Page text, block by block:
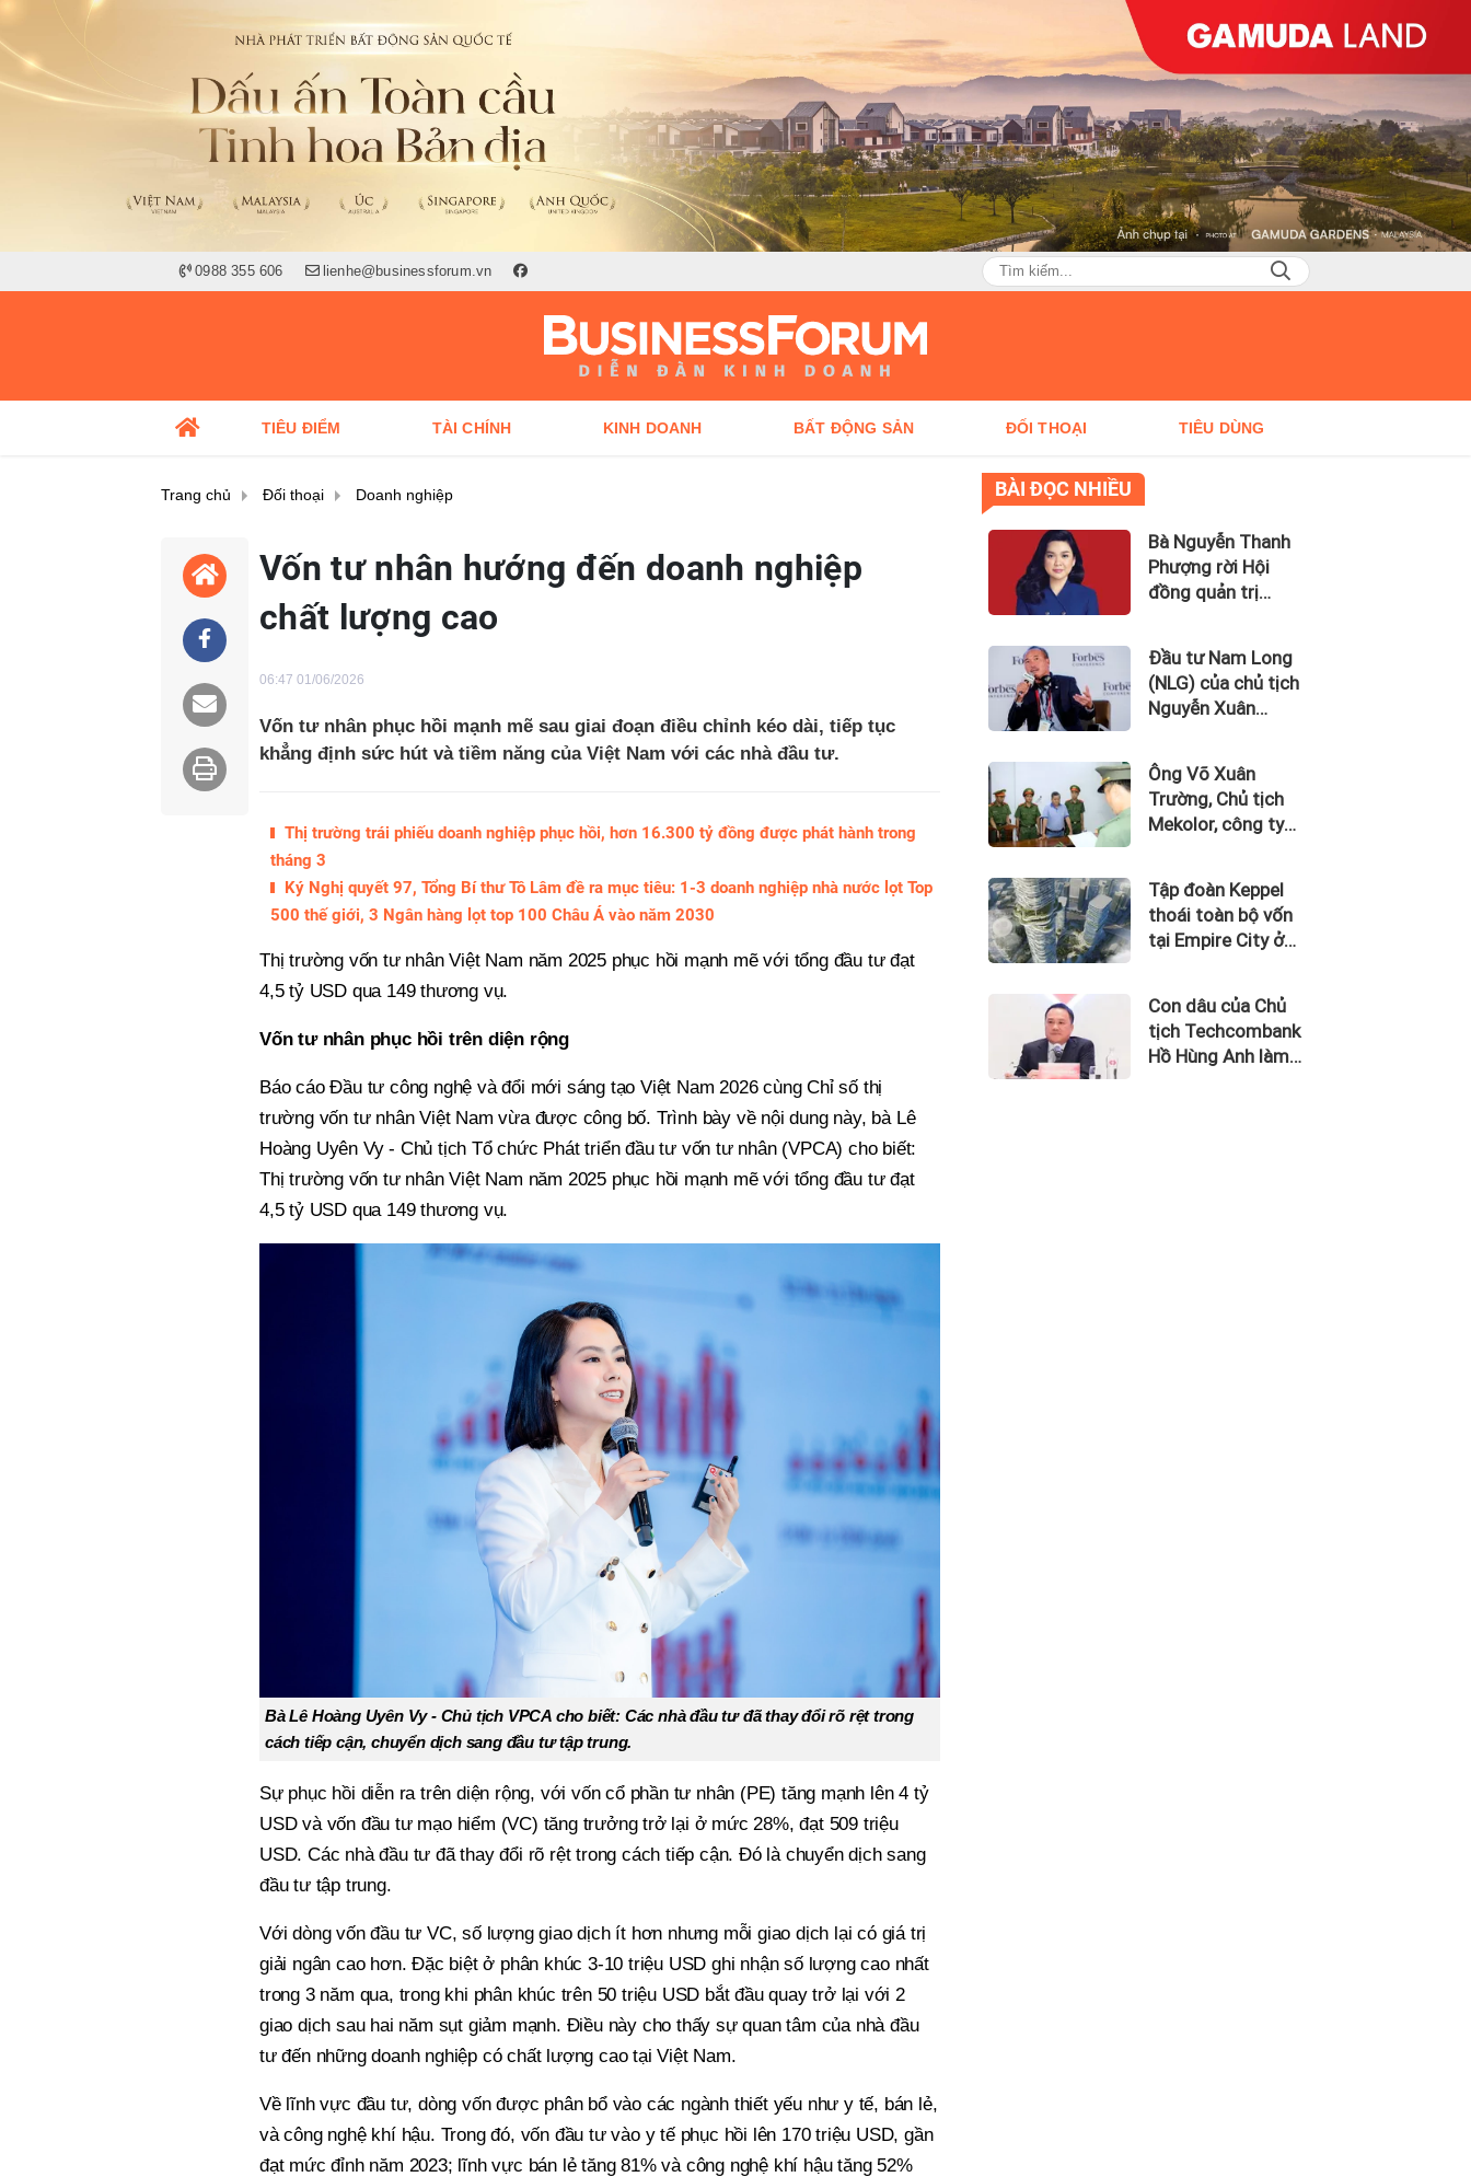
0988 355 606 lienhe@businessforum.vn
TIÊU ĐIỂM TÀI CHÍNH KINH DOANH BẤT ĐỘNG SẢN ĐỐI THOẠI TIÊU DÙNG
Trang chủ Đối thoại Doanh nghiệp
Vốn tư nhân hướng đến doanh nghiệp
chất lượng cao
06:47 01/06/2026
Vốn tư nhân phục hồi mạnh mẽ sau giai đoạn điều chỉnh kéo dài, tiếp tục
khẳng định sức hút và tiềm năng của Việt Nam với các nhà đầu tư.
Thị trường trái phiếu doanh nghiệp phục hồi, hơn 16.300 tỷ đồng được phát hành trong
tháng 3
Ký Nghị quyết 97, Tổng Bí thư Tô Lâm đề ra mục tiêu: 1-3 doanh nghiệp nhà nước lọt Top
500 thế giới, 3 Ngân hàng lọt top 100 Châu Á vào năm 2030
Thị trường vốn tư nhân Việt Nam năm 2025 phục hồi mạnh mẽ với tổng đầu tư đạt
4,5 tỷ USD qua 149 thương vụ.
Vốn tư nhân phục hồi trên diện rộng
Báo cáo Đầu tư công nghệ và đổi mới sáng tạo Việt Nam 2026 cùng Chỉ số thị
trường vốn tư nhân Việt Nam vừa được công bố. Trình bày về nội dung này, bà Lê
Hoàng Uyên Vy - Chủ tịch Tổ chức Phát triển đầu tư vốn tư nhân (VPCA) cho biết:
Thị trường vốn tư nhân Việt Nam năm 2025 phục hồi mạnh mẽ với tổng đầu tư đạt
4,5 tỷ USD qua 149 thương vụ.
Bà Lê Hoàng Uyên Vy - Chủ tịch VPCA cho biết: Các nhà đầu tư đã thay đổi rõ rệt trong
cách tiếp cận, chuyển dịch sang đầu tư tập trung.
Sự phục hồi diễn ra trên diện rộng, với vốn cổ phần tư nhân (PE) tăng mạnh lên 4 tỷ
USD và vốn đầu tư mạo hiểm (VC) tăng trưởng trở lại ở mức 28%, đạt 509 triệu
USD. Các nhà đầu tư đã thay đổi rõ rệt trong cách tiếp cận. Đó là chuyển dịch sang
đầu tư tập trung.
Với dòng vốn đầu tư VC, số lượng giao dịch ít hơn nhưng mỗi giao dịch lại có giá trị
giải ngân cao hơn. Đặc biệt ở phân khúc 3-10 triệu USD ghi nhận số lượng cao nhất
trong 3 năm qua, trong khi phân khúc trên 50 triệu USD bắt đầu quay trở lại với 2
giao dịch sau hai năm sụt giảm mạnh. Điều này cho thấy sự quan tâm của nhà đầu
tư đến những doanh nghiệp có chất lượng cao tại Việt Nam.
Về lĩnh vực đầu tư, dòng vốn được phân bổ vào các ngành thiết yếu như y tế, bán lẻ,
và công nghệ khí hậu. Trong đó, vốn đầu tư vào y tế phục hồi lên 170 triệu USD, gần
đạt mức đỉnh năm 2023; lĩnh vực bán lẻ tăng 81% và công nghệ khí hậu tăng 52%
BÀI ĐỌC NHIỀU
Bà Nguyễn Thanh
Phượng rời Hội
đồng quản trị
Việt (BVBank)
Đầu tư Nam Long
(NLG) của chủ tịch
Nguyễn Xuân
quỹ đất tại dự án
Waterpoint, Izumi
City
Ông Võ Xuân
Trường, Chủ tịch
Mekolor, công ty
sắt cao tốc Bắc
Nam bị bắt
Tập đoàn Keppel
thoái toàn bộ vốn
tại Empire City ở
thu về 270 triệu
USD
Con dâu của Chủ
tịch Techcombank
Hồ Hùng Anh làm